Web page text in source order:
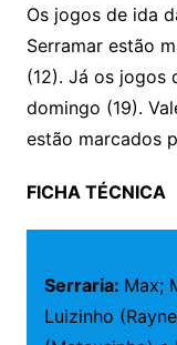
Os jogos de ida
Serramar estão
(12). Já os jogos
domingo (19).
estão marcados
FICHA TÉCNICA
Serraria: Max;
Luizinho